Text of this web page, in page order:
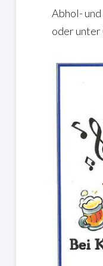
Abhol-
oder